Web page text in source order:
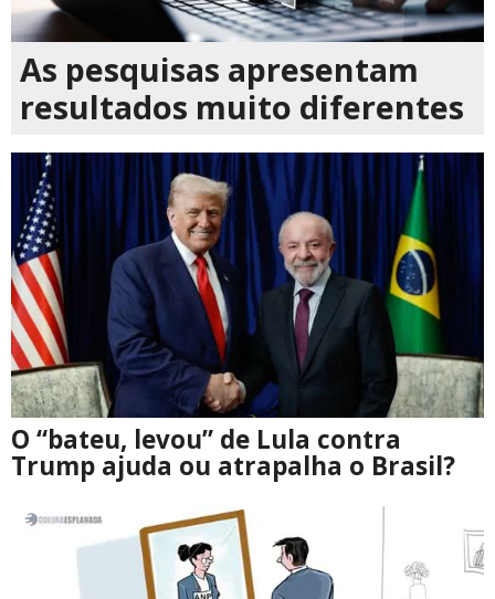
As pesquisas apresentam
resultados muito diferentes
O “bateu, levou” de Lula contra
Trump ajuda ou atrapalha o Brasil?